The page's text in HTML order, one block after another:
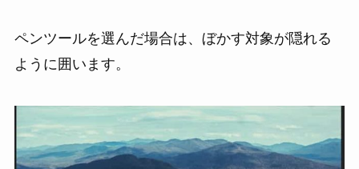
ペンツールを選んだ場合は、ぼかす対象が隠れる
ように囲います。